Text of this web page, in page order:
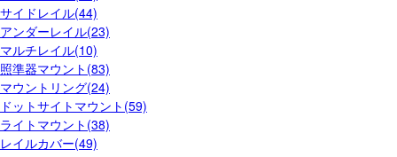
サイドレイル(44)
アンダーレイル(23)
マルチレイル(10)
照準器マウント(83)
マウントリング(24)
ドットサイトマウント(59)
ライトマウント(38)
レイルカバー(49)